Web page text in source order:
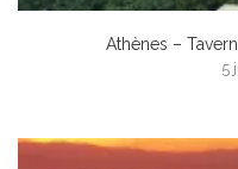
Athènes –
5